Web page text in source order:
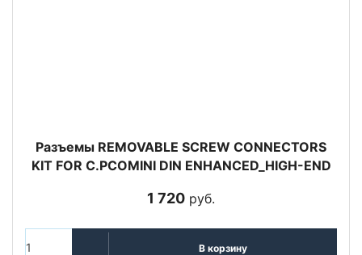
Разъемы REMOVABLE SCREW CONNECTORS
KIT FOR C.PCOMINI DIN ENHANCED_HIGH-END
1 720 руб.
В корзину